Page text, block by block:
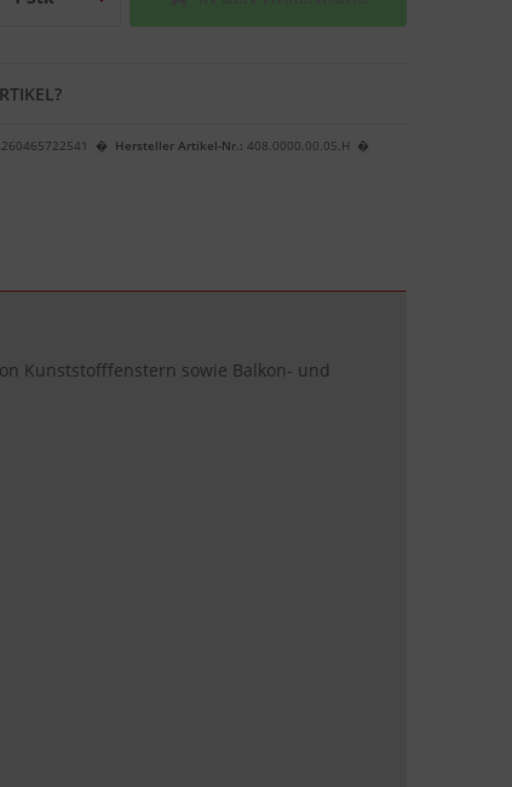
Hersteller Artikel-Nr.: 408.0000.00.05.H
Kunststofffenstern sowie Balkon- und